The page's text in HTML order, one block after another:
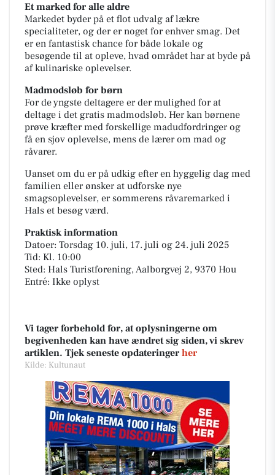
Et marked for alle aldre
Markedet byder på et flot udvalg af lækre
specialiteter, og der er noget for enhver smag. Det
er en fantastisk chance for både lokale og
besøgende til at opleve, hvad området har at byde på
af kulinariske oplevelser.
Madmodsløb for børn
For de yngste deltagere er der mulighed for at
deltage i det gratis madmodsløb. Her kan børnene
prøve kræfter med forskellige madudfordringer og
få en sjov oplevelse, mens de lærer om mad og
råvarer.
Uanset om du er på udkig efter en hyggelig dag med
familien eller ønsker at udforske nye
smagsoplevelser, er sommerens råvaremarked i
Hals et besøg værd.
Praktisk information
Datoer: Torsdag 10. juli, 17. juli og 24. juli 2025
Tid: Kl. 10:00
Sted: Hals Turistforening, Aalborgvej 2, 9370 Hou
Entré: Ikke oplyst
Vi tager forbehold for, at oplysningerne om
begivenheden kan have ændret sig siden, vi skrev
artiklen. Tjek seneste opdateringer her
Kilde: Kultunaut